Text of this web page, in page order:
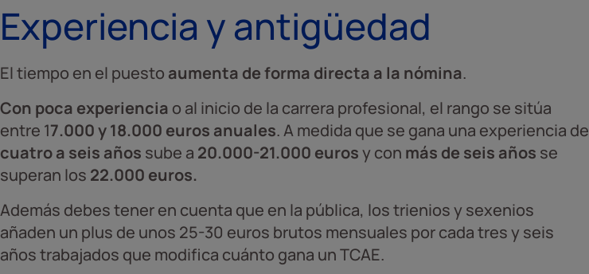
Experiencia y antigüedad
El tiempo en el puesto aumenta de forma directa a la nómina.
Con poca experiencia o al inicio de la carrera profesional, el rango se sitúa
entre 17.000 y 18.000 euros anuales. A medida que se gana una experiencia de
cuatro a seis años sube a 20.000-21.000 eurosy con más de seis años se
superan los 22.000 euros.
Además debes tener en cuenta que en la pública, los trienios y sexenios
añaden un plus de unos 25-30 euros brutos mensuales por cada tres y seis
años trabajados que modifica cuánto gana un TCAE.